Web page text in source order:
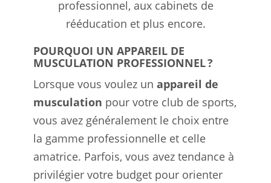
professionnel, aux cabinets de
rééducation et plus encore.
POURQUOI UN APPAREIL DE
MUSCULATION PROFESSIONNEL ?
Lorsque vous voulez un appareil de
musculation pour votre club de sports,
vous avez généralement le choix entre
la gamme professionnelle et celle
amatrice. Parfois, vous avez tendance à
privilégier votre budget pour orienter